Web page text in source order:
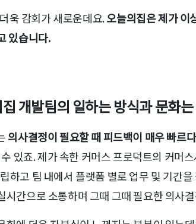
욱 감회가 새로운데요.오늘의집은 제가 이
있습니다.
개발팀의 일하는 방식과 문화
의사결정이 필요할 때 피드백이 매우 빠르다
있죠. 제가 속한 커머스 프로덕트의 커머
고 팀 내에서 플랫폼 별로 업무 및 기간을
간으로 소통하며 그때 그때 필요한 의사